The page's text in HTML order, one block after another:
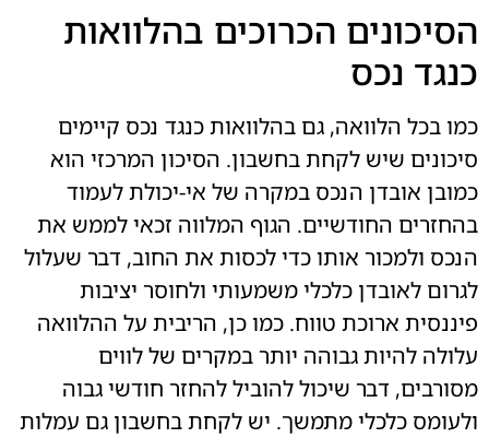
הסיכונים הכרוכים בהלוואות
כנגד נכס
כמו בכל הלוואה, גם בהלוואות כנגד נכס קיימים
סיכונים שיש לקחת בחשבון. הסיכון המרכזי הוא
כמובן אובדן הנכס במקרה של אי-יכולת לעמוד
בהחזרים החודשיים. הגוף המלווה זכאי לממש את
הנכס ולמכור אותו כדי לכסות את החוב, דבר שעלול
לגרום לאובדן כלכלי משמעותי ולחוסר יציבות
פיננסית ארוכת טווח. כמו כן, הריבית על ההלוואה
עלולה להיות גבוהה יותר במקרים של לווים
מסורבים, דבר שיכול להוביל להחזר חודשי גבוה
ולעומס כלכלי מתמשך. יש לקחת בחשבון גם עמלות